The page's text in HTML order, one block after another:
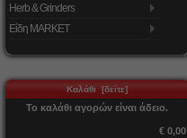
Herb & Grinders
Είδη MARKET
Καλάθι [δείτε]
Το καλάθι αγορών είναι άδειο.
€ 0,00